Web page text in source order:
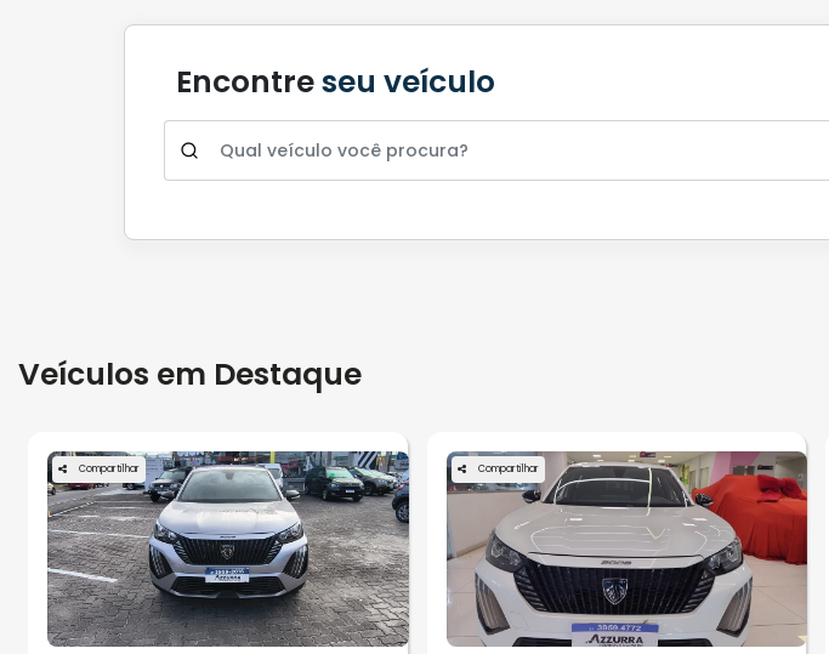
Encontreseu veículo
Veículos em Destaque
Compartilhar Compartilhar